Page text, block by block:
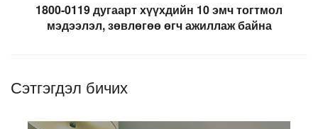
1800-0119 дугаарт хүүхдийн 10 эмч тогтмол
мэдээлэл, зөвлөгөө өгч ажиллаж байна
Сэтгэгдэл бичих